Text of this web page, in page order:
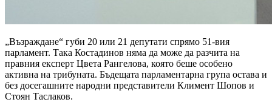
„Възраждане“ губи 20 или 21 депутати спрямо 51-вия
парламент. Така Костадинов няма да може да разчита на
правния експерт Цвета Рангелова, която беше особено
активна на трибуната. Бъдещата парламентарна група остава и
без досегашните народни представители Климент Шопов и
Стоян Таслаков.